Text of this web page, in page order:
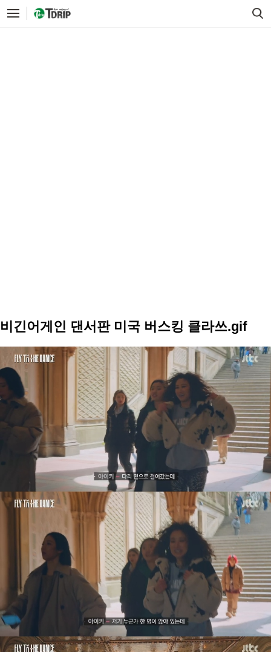
비긴어게인 댄서판 미국 버스킹 클라쓰.gif